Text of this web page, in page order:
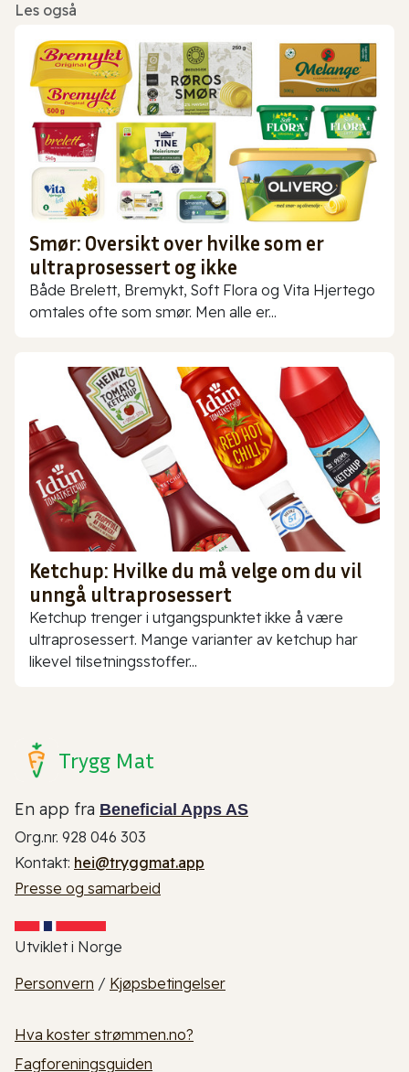
Les også
Smør: Oversikt over hvilke som er
ultraprosessert og ikke
Både Brelett, Bremykt, Soft Flora og Vita Hjertego
omtales ofte som smør. Men alle er...
Ketchup: Hvilke du må velge om du vil
unngå ultraprosessert
Ketchup trenger i utgangspunktet ikke å være
ultraprosessert. Mange varianter av ketchup har
likevel tilsetningsstoffer...
Trygg Mat
En app fra Beneficial Apps AS
Org.nr. 928 046 303
Kontakt: hei@tryggmat.app
Presse og samarbeid
Utviklet i Norge
Personvern / Kjøpsbetingelser
Hva koster strømmen.no?
Fagforeningsguiden